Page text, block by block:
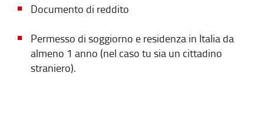
Documento di reddito
Permesso di soggiorno e residenza in Italia da
almeno 1 anno (nel caso tu sia un cittadino
straniero).